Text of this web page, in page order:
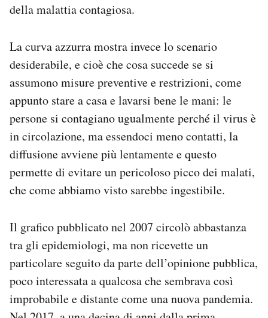
della malattia contagiosa.
La curva azzurra mostra invece lo scenario
desiderabile, e cioè che cosa succede se si
assumono misure preventive e restrizioni, come
appunto stare a casa e lavarsi bene le mani: le
persone si contagiano ugualmente perché il virus è
in circolazione, ma essendoci meno contatti, la
diffusione avviene più lentamente e questo
permette di evitare un pericoloso picco dei malati,
che come abbiamo visto sarebbe ingestibile.
Il grafico pubblicato nel 2007 circolò abbastanza
tra gli epidemiologi, ma non ricevette un
particolare seguito da parte dell’opinione pubblica,
poco interessata a qualcosa che sembrava così
improbabile e distante come una nuova pandemia.